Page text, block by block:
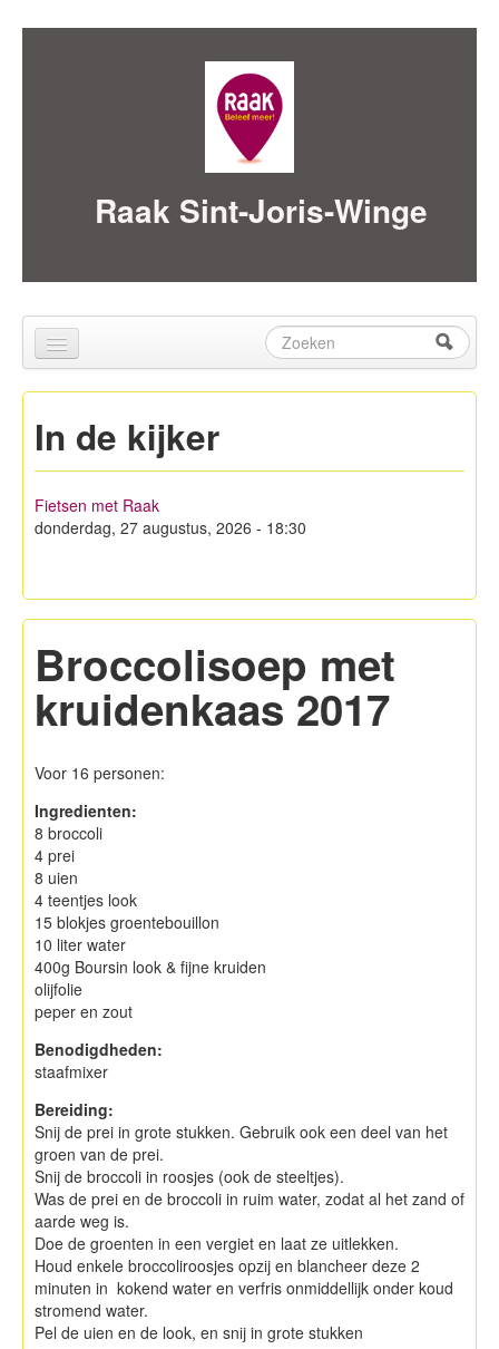
Raak Sint-Joris-Winge
Zoekveld
Zoeken
Home
over ons
Activiteiten
Hagelandse Kerstmarkt
Lid worden!
Privacy
In de kijker
Fietsen met Raak
donderdag, 27 augustus, 2026 - 18:30
Broccolisoep met
kruidenkaas 2017
Voor 16 personen:
Ingredienten:
8 broccoli
4 prei
8 uien
4 teentjes look
15 blokjes groentebouillon
10 liter water
400g Boursin look & fijne kruiden
olijfolie
peper en zout
Benodigdheden:
staafmixer
Bereiding:
Snij de prei in grote stukken. Gebruik ook een deel van het
groen van de prei.
Snij de broccoli in roosjes (ook de steeltjes).
Was de prei en de broccoli in ruim water, zodat al het zand of
aarde weg is.
Doe de groenten in een vergiet en laat ze uitlekken.
Houd enkele broccoliroosjes opzij en blancheer deze 2
minuten in kokend water en verfris onmiddellijk onder koud
stromend water.
Pel de uien en de look, en snij in grote stukken